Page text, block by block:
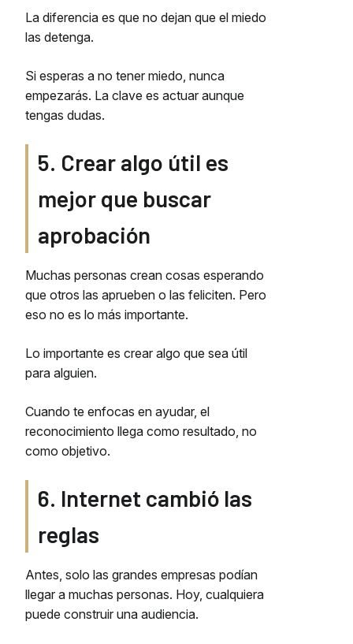
La diferencia es que no dejan que el miedo
las detenga.
Si esperas a no tener miedo, nunca
empezarás. La clave es actuar aunque
tengas dudas.
5. Crear algo útil es
mejor que buscar
aprobación
Muchas personas crean cosas esperando
que otros las aprueben o las feliciten. Pero
eso no es lo más importante.
Lo importante es crear algo que sea útil
para alguien.
Cuando te enfocas en ayudar, el
reconocimiento llega como resultado, no
como objetivo.
6. Internet cambió las
reglas
Antes, solo las grandes empresas podían
llegar a muchas personas. Hoy, cualquiera
puede construir una audiencia.